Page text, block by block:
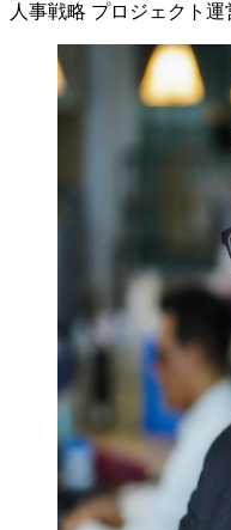
人事戦略 プロジェクト運